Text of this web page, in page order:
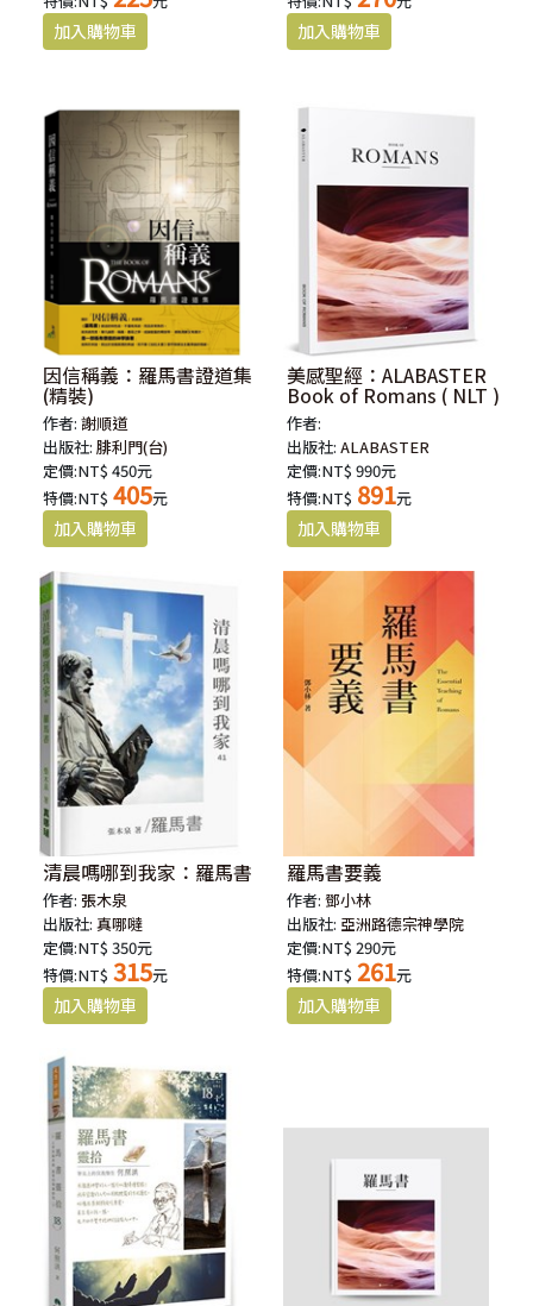
因信稱義：羅馬書證道集
(精裝)
作者:謝順道
出版社:腓利門(台)
定價:NT$ 450元
特價:NT$ 405元
美感聖經：ALABASTER
Book of Romans ( NLT )
作者:
出版社:ALABASTER
定價:NT$ 990元
特價:NT$ 891元
清晨嗎哪到我家：羅馬書
作者:張木泉
出版社:真哪噠
定價:NT$ 350元
特價:NT$ 315元
羅馬書要義
作者:鄧小林
出版社: 亞洲路德宗神學院
定價:NT$ 290元
特價:NT$ 261元